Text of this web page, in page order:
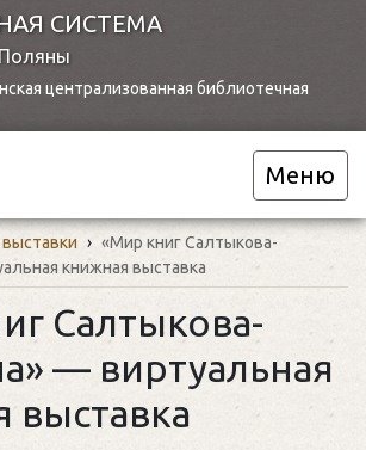
СИСТЕМА
централизованная библиотечная
Меню
› «Мир книг Салтыкова-
книжная выставка
Салтыкова-
— виртуальная
выставка